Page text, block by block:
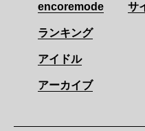
encoremode
ランキング
アイドル
アーカイブ
サ